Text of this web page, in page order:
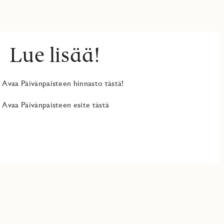
Lue lisää!
Avaa Päivänpaisteen hinnasto tästä!
Avaa Päivänpaisteen esite tästä